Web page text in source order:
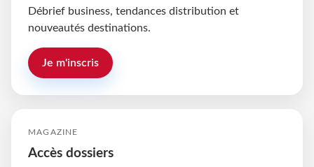
Débrief business, tendances distribution et
nouveautés destinations.
Je m'inscris
MAGAZINE
Accès dossiers